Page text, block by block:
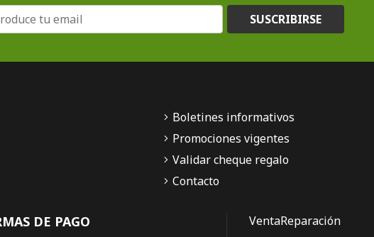
SUSCRIBIRSE
DE PAGO
Boletines informativos
Promociones vigentes
Validar cheque regalo
Contacto
VentaReparación